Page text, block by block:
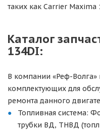
таких как Carrier
Каталог
134DI:
В компании «Реф-Волга»
комплектующих для
ремонта данного
Топливная система:
трубки ВД, ТНВД